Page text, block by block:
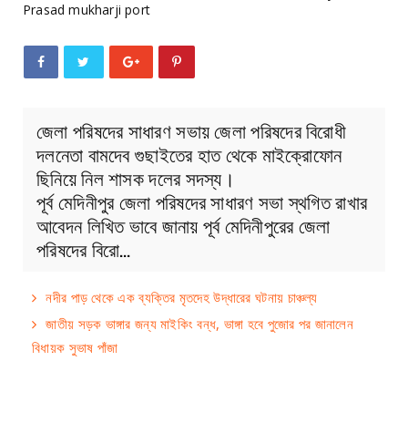
Prasad mukharji port
জেলা পরিষদের সাধারণ সভায় জেলা পরিষদের বিরোধী
দলনেতা বামদেব গুছাইতের হাত থেকে মাইক্রোফোন
ছিনিয়ে নিল শাসক দলের সদস্য।
পূর্ব মেদিনীপুর জেলা পরিষদের সাধারণ সভা স্থগিত রাখার
আবেদন লিখিত ভাবে জানায় পূর্ব মেদিনীপুরের জেলা
পরিষদের বিরো…
নদীর পাড় থেকে এক ব্যক্তির মৃতদেহ উদ্ধারের ঘটনায় চাঞ্চল্য
জাতীয় সড়ক ভাঙ্গার জন্য মাইকিং বন্ধ, ভাঙ্গা হবে পুজোর পর জানালেন
বিধায়ক সুভাষ পাঁজা